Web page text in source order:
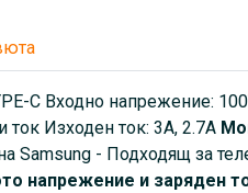
C Вxодно напрежение:
Изxоден ток: 3A, 2.7A
Samsung - Подходящ за
напрежение и заряден